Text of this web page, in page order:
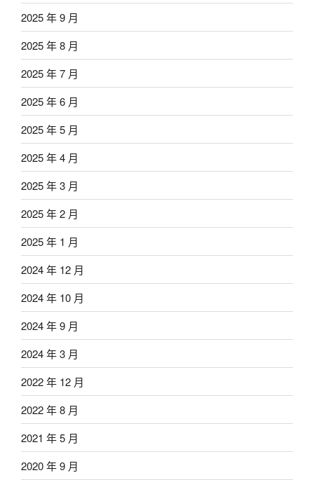
2025 年 9 月
2025 年 8 月
2025 年 7 月
2025 年 6 月
2025 年 5 月
2025 年 4 月
2025 年 3 月
2025 年 2 月
2025 年 1 月
2024 年 12 月
2024 年 10 月
2024 年 9 月
2024 年 3 月
2022 年 12 月
2022 年 8 月
2021 年 5 月
2020 年 9 月